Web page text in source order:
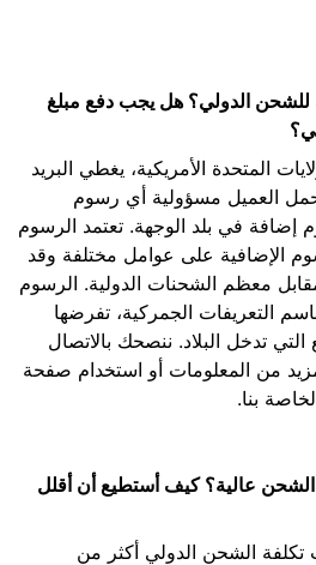
للشحن الدولي؟ هل يجب دفع مبلغ
المتحدة الأمريكية، يغطي البريد
العميل مسؤولية أي رسوم
في بلد الوجهة. تعتمد الرسوم
الإضافية على عوامل مختلفة وقد
معظم الشحنات الدولية. الرسوم
التعريفات الجمركية، تفرضها
تدخل البلاد. ننصحك بالاتصال
من المعلومات أو استخدام صفحة
بنا.
الشحن عالية؟ كيف أستطيع أن أقلل
تكلفة الشحن الدولي أكثر من